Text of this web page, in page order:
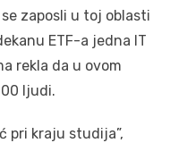
zaposli u toj oblasti
ETF-a jedna IT
rekla da u ovom
ljudi.
pri kraju studija”,